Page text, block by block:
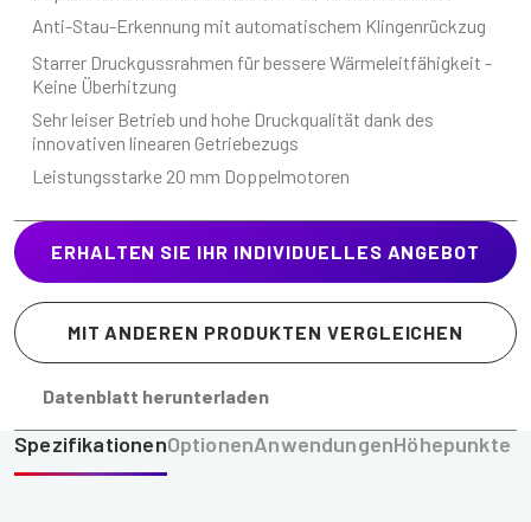
Anti-Stau-Erkennung mit automatischem Klingenrückzug
Starrer Druckgussrahmen für bessere Wärmeleitfähigkeit -
Keine Überhitzung
Sehr leiser Betrieb und hohe Druckqualität dank des
innovativen linearen Getriebezugs
Leistungsstarke 20 mm Doppelmotoren
ERHALTEN SIE IHR INDIVIDUELLES ANGEBOT
MIT ANDEREN PRODUKTEN VERGLEICHEN
Datenblatt herunterladen
SpezifikationenOptionenAnwendungenHöhepunkte